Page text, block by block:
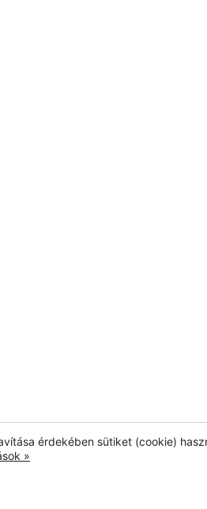
érdekében sütiket (cookie)
»